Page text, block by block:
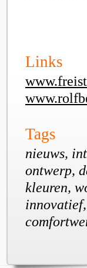
Links
Tags
nieuws,
ontwerp,
kleuren,